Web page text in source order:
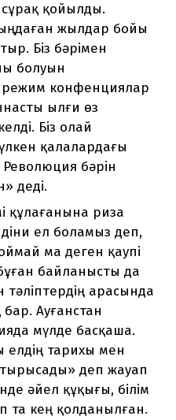
қойылды.
жылдар бойы
Біз бәрімен
болуын
конфенциялар
ылғи өз
Біз олай
қалалардағы
бәрін
деді.
құлағанына риза
ел боламыз деп,
ма деген қаупі
байланысты да
арасында
Ауғанстан
мүлде басқаша.
елдің тарихы мен
деп жауап
әйел құқығы, білім
та кең қолданылған.